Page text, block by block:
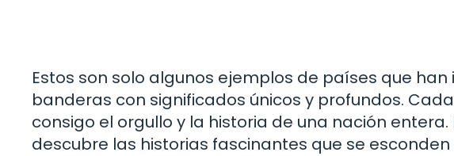
Estos son solo algunos ejemplos de países que
banderas con significados únicos y profundos.
consigo el orgullo y la historia de una nación
descubre las historias fascinantes que se